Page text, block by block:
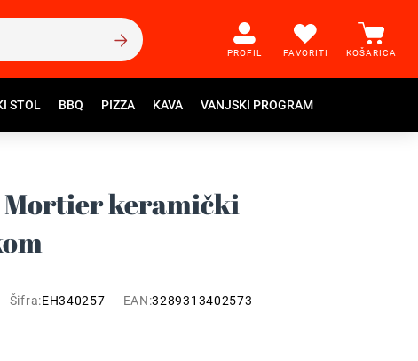
PROFIL FAVORITI KOŠARICA
STOL BBQ PIZZA KAVA VANJSKI PROGRAM
Mortier keramički
Šifra:EH340257 EAN:3289313402573